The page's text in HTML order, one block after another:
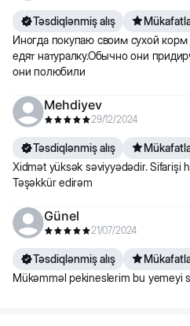
Təsdiqlənmiş alış
Иногда покупаю своим сухой
едят натуралку.Обычно они
они полюбили
Mehdiyev
29/12/2024
Təsdiqlənmiş alış
Xidmət yüksək səviyyədədir. Sifarişi
Təşəkkür edirəm
Günel
21/07/2024
Təsdiqlənmiş alış
Mükəmməl pekineslerim bu yemeyi